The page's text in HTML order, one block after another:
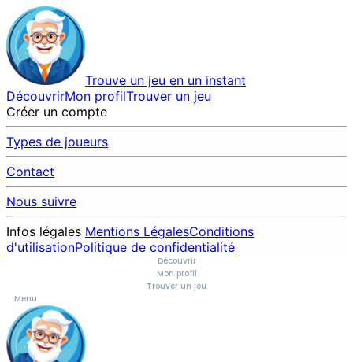
Trouve un jeu en un instant
DécouvrirMon profilTrouver un jeu
Créer un compte
Types de joueurs
Contact
Nous suivre
Infos légales Mentions LégalesConditions
d'utilisationPolitique de confidentialité
Découvrir
Mon profil
Trouver un jeu
Menu